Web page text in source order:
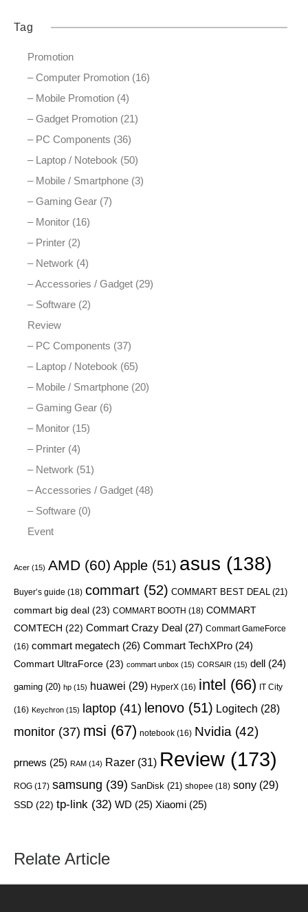
Tag
Promotion
– Computer Promotion (16)
– Mobile Promotion (4)
– Gadget Promotion (21)
– PC Components (36)
– Laptop / Notebook (50)
– Mobile / Smartphone (3)
– Gaming Gear (7)
– Monitor (16)
– Printer (2)
– Network (4)
– Accessories / Gadget (29)
– Software (2)
Review
– PC Components (37)
– Laptop / Notebook (65)
– Mobile / Smartphone (20)
– Gaming Gear (6)
– Monitor (15)
– Printer (4)
– Network (51)
– Accessories / Gadget (48)
– Software (0)
Event
Acer (15) AMD (60) Apple (51) asus (138)
Buyer’s guide (18) commart (52) COMMART BEST DEAL(21)
commart big deal (23) COMMART BOOTH (18) COMMART
COMTECH (22) Commart Crazy Deal (27) Commart GameForce
(16) commart megatech (26) Commart TechXPro (24)
Commart UltraForce (23) commart unbox (15) CORSAIR (15) dell (24)
gaming (20) hp (15) huawei (29) HyperX (16) intel (66) IT City
(16) Keychron (15) laptop (41) lenovo (51) Logitech (28)
monitor (37) msi (67) notebook (16) Nvidia (42)
prnews (25) RAM (14) Razer (31) Review (173)
ROG (17) samsung (39) SanDisk (21) shopee (18) sony (29)
SSD (22) tp-link (32) WD (25) Xiaomi (25)
Relate Article